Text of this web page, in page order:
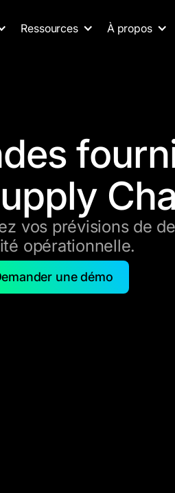
Ressources À propos
vos prévisions de
opérationnelle.
une démo